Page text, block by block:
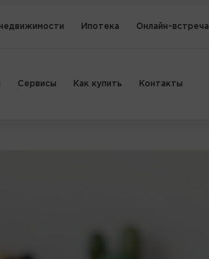
Ипотека Онлайн-встреча
Сервисы Как купить Контакты